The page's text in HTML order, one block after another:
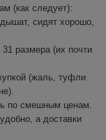
(как следует):
сидят хорошо,
размера (их почти
(жаль, туфли
по смешным ценам.
а доставки